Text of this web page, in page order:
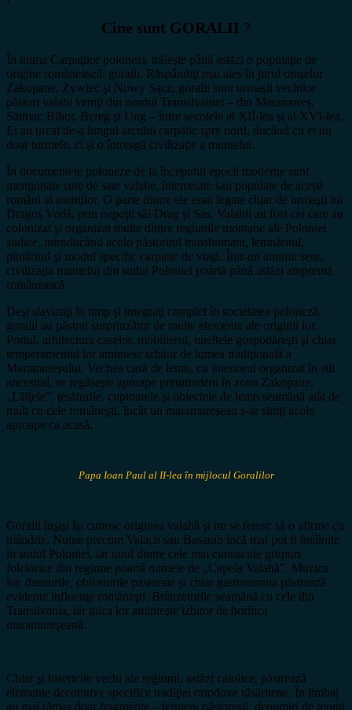
Cine sunt GORALII ?
În inima Carpaţilor polonezi, trăieşte până astăzi o populaţie de
origine românească: goralii. Răspândiţi mai ales în jurul oraşelor
Zakopane, Zywiec şi Nowy Sącz, goralii sunt urmaşii vechilor
păstori valahi veniţi din nordul Transilvaniei – din Maramureş,
Sătmar, Bihor, Bereg şi Ung – între secolele al XII-lea şi al XVI-lea.
Ei au urcat de-a lungul arcului carpatic spre nord, ducând cu ei nu
doar turmele, ci şi o întreagă civilizaţie a muntelui.
În documentele poloneze de la începutul epocii moderne sunt
menţionate sute de sate valahe, întemeiate sau populate de aceşti
români ai munţilor. O parte dintre ele erau legate chiar de urmaşii lui
Dragoş Vodă, prin nepoţii săi Drag şi Sas. Valahii au fost cei care au
colonizat şi organizat multe dintre regiunile montane ale Poloniei
sudice, introducând acolo păstoritul transhumant, lemnăritul,
plutăritul şi modul specific carpatic de viaţă. Într-un anumit sens,
civilizaţia muntelui din sudul Poloniei poartă până astăzi amprentă
românească.
Deşi slavizaţi în timp şi integraţi complet în societatea poloneză,
goralii au păstrat surprinzător de multe elemente ale originii lor.
Portul, arhitectura caselor, mobilierul, uneltele gospodăreşti şi chiar
temperamentul lor amintesc izbitor de lumea tradiţională a
Maramureşului. Vechea casă de lemn, cu interiorul organizat în stil
ancestral, se regăseşte aproape pretutindeni în zona Zakopane.
„Lăiţele”, ţesăturile, cuptoarele şi obiectele de lemn seamănă atât de
mult cu cele româneşti, încât un maramureşean s-ar simţi acolo
aproape ca acasă.
Papa Ioan Paul al II-lea în mijlocul Goralilor
Goralii înşişi îşi cunosc originea valahă şi nu se feresc să o afirme cu
mândrie. Nume precum Valach sau Basarab încă mai pot fi întâlnite
în sudul Poloniei, iar unul dintre cele mai cunoscute grupuri
folclorice din regiune poartă numele de „Capela Valahă”. Muzica
lor, dansurile, obiceiurile pastorale şi chiar gastronomia păstrează
evidente influenţe româneşti. Brânzeturile seamănă cu cele din
Transilvania, iar ţuica lor aminteşte izbitor de horinca
maramureşeană.
Chiar şi bisericile vechi ale regiunii, astăzi catolice, păstrează
elemente decorative specifice tradiţiei ortodoxe răsăritene. În limbaj
au mai rămas doar fragmente – termeni păstoreşti, denumiri de munţi